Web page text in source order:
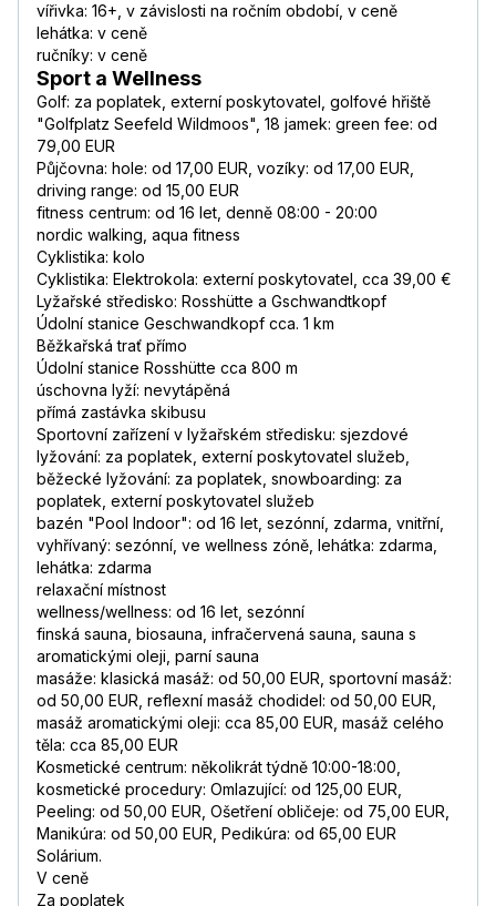
vířivka: 16+, v závislosti na ročním období, v ceně
lehátka: v ceně
ručníky: v ceně
Sport a Wellness
Golf: za poplatek, externí poskytovatel, golfové hřiště
"Golfplatz Seefeld Wildmoos", 18 jamek: green fee: od
79,00 EUR
Půjčovna: hole: od 17,00 EUR, vozíky: od 17,00 EUR,
driving range: od 15,00 EUR
fitness centrum: od 16 let, denně 08:00 - 20:00
nordic walking, aqua fitness
Cyklistika: kolo
Cyklistika: Elektrokola: externí poskytovatel, cca 39,00 €
Lyžařské středisko: Rosshütte a Gschwandtkopf
Údolní stanice Geschwandkopf cca. 1 km
Běžkařská trať přímo
Údolní stanice Rosshütte cca 800 m
úschovna lyží: nevytápěná
přímá zastávka skibusu
Sportovní zařízení v lyžařském středisku: sjezdové
lyžování: za poplatek, externí poskytovatel služeb,
běžecké lyžování: za poplatek, snowboarding: za
poplatek, externí poskytovatel služeb
bazén "Pool Indoor": od 16 let, sezónní, zdarma, vnitřní,
vyhřívaný: sezónní, ve wellness zóně, lehátka: zdarma,
lehátka: zdarma
relaxační místnost
wellness/wellness: od 16 let, sezónní
finská sauna, biosauna, infračervená sauna, sauna s
aromatickými oleji, parní sauna
masáže: klasická masáž: od 50,00 EUR, sportovní masáž:
od 50,00 EUR, reflexní masáž chodidel: od 50,00 EUR,
masáž aromatickými oleji: cca 85,00 EUR, masáž celého
těla: cca 85,00 EUR
Kosmetické centrum: několikrát týdně 10:00-18:00,
kosmetické procedury: Omlazující: od 125,00 EUR,
Peeling: od 50,00 EUR, Ošetření obličeje: od 75,00 EUR,
Manikúra: od 50,00 EUR, Pedikúra: od 65,00 EUR
Solárium.
V ceně
Za poplatek